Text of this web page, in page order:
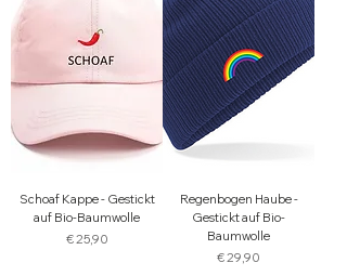
Schoaf Kappe - Gestickt
auf Bio-Baumwolle
Preis
€ 25,90
Regenbogen Haube -
Gestickt auf Bio-
Baumwolle
Preis
€ 29,90